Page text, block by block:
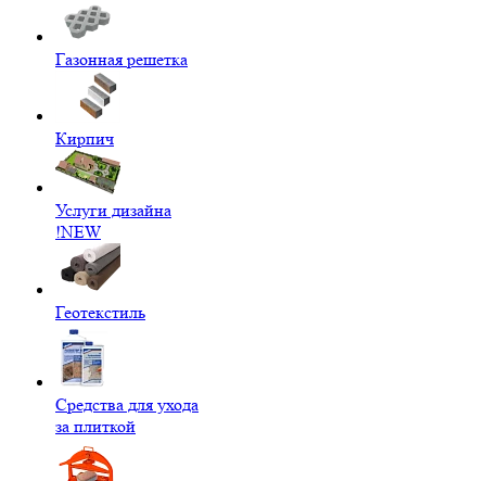
Газонная решетка
Кирпич
Услуги дизайна
!NEW
Геотекстиль
Средства для ухода
за плиткой